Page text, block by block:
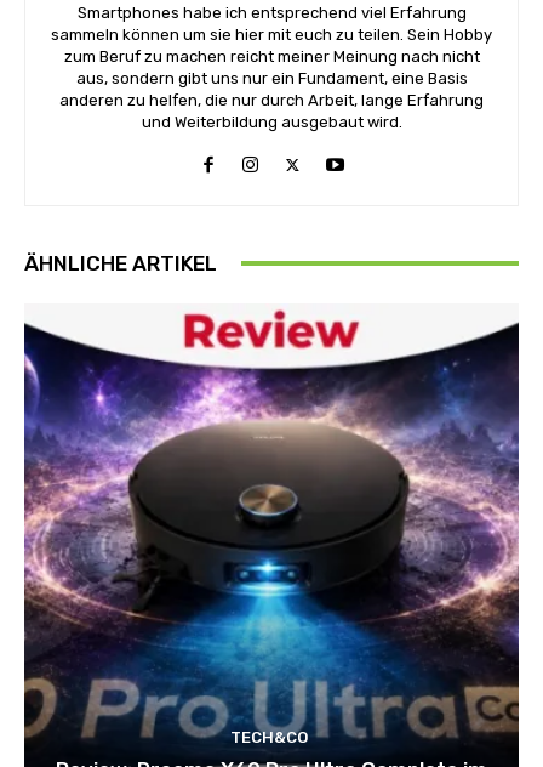
Smartphones habe ich entsprechend viel Erfahrung
sammeln können um sie hier mit euch zu teilen. Sein Hobby
zum Beruf zu machen reicht meiner Meinung nach nicht
aus, sondern gibt uns nur ein Fundament, eine Basis
anderen zu helfen, die nur durch Arbeit, lange Erfahrung
und Weiterbildung ausgebaut wird.
ÄHNLICHE ARTIKEL
TECH&CO